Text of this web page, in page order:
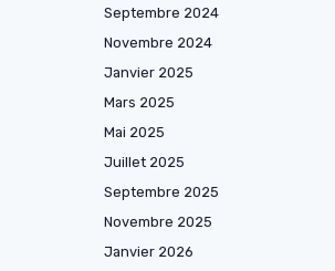
Septembre 2024
Novembre 2024
Janvier 2025
Mars 2025
Mai 2025
Juillet 2025
Septembre 2025
Novembre 2025
Janvier 2026